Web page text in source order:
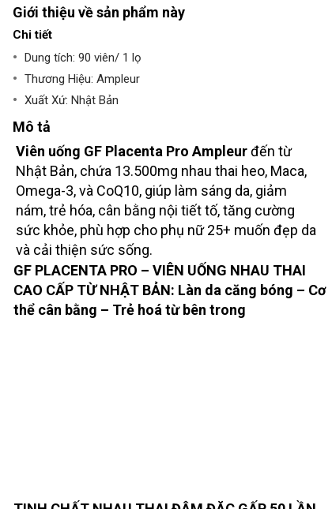
Giới thiệu về sản phẩm này
Chi tiết
Dung tích: 90 viên/ 1 lọ
Thương Hiệu: Ampleur
Xuất Xứ: Nhật Bản
Mô tả
Viên uống GF Placenta Pro Ampleurđến từ
Nhật Bản, chứa 13.500mg nhau thai heo, Maca,
Omega-3, và CoQ10, giúp làm sáng da, giảm
nám, trẻ hóa, cân bằng nội tiết tố, tăng cường
sức khỏe, phù hợp cho phụ nữ 25+ muốn đẹp da
và cải thiện sức sống.
GF PLACENTA PRO – VIÊN UỐNG NHAU THAI
CAO CẤP TỪ NHẬT BẢN: Làn da căng bóng – Cơ
thể cân bằng – Trẻ hoá từ bên trong